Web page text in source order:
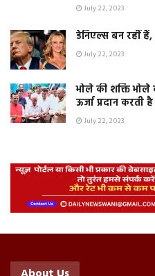
July 22, 2023
डेनिएल्स बन रहीं
July 22, 2023
भोले की शक्ति
ऊर्जा प्रदान करती
July 22, 2023